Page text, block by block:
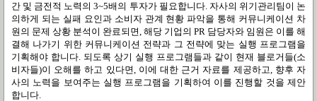
간 및 금전적 노력의 3~5배의 투자가 필요합니다. 자사의 위기관리팀이 논
의하게 되는 실패 요인과 소비자 관계 현황 파악을 통해 커뮤니케이션 차
원의 문제 상황 분석이 완료되면, 해당 기업의 PR 담당자와 임원은 이를 해
결해 나가기 위한 커뮤니케이션 전략과 그 전략에 맞는 실행 프로그램을
기획해야 합니다. 되도록 상기 실행 프로그램들과 같이 현재 블로거들(소
비자들)이 오해를 하고 있다면, 이에 대한 근거 자료를 제공하고, 향후 자
사의 노력을 보여주는 실행 프로그램을 기획하여 이를 진행할 것을 제안
합니다.